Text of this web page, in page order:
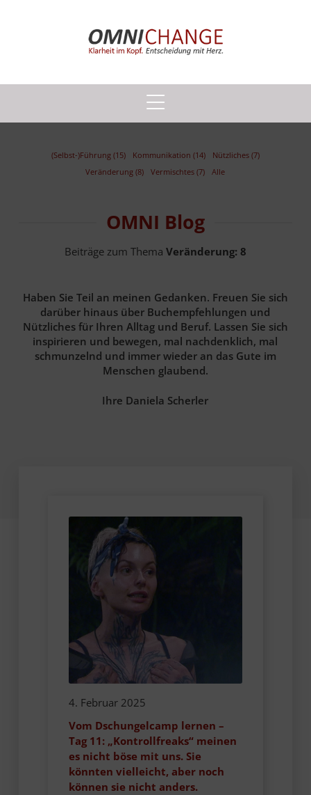
(Selbst-)Führung (15) Kommunikation (14)
Nützliches (7)
Veränderung (8)
Vermischtes (7) Alle
OMNI Blog
Beiträge zum Thema Veränderung: 8
Haben Sie Teil an meinen Gedanken. Freuen Sie sich
darüber hinaus über Buchempfehlungen und
Nützliches für Ihren Alltag und Beruf. Lassen Sie sich
inspirieren und bewegen, mal nachdenklich, mal
schmunzelnd und immer wieder an das Gute im
Menschen glaubend.
Ihre Daniela Scherler
4. Februar 2025
Vom Dschungelcamp lernen –
Tag 11: „Kontrollfreaks“ meinen
es nicht böse mit uns. Sie
könnten vielleicht, aber noch
können sie nicht anders.